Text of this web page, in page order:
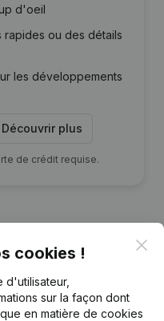
d'oeil
rapides ou des détails
les développements
Découvrir plus
de crédit requise.
Consulting
cookies !
sur la façon dont
en matière de cookies